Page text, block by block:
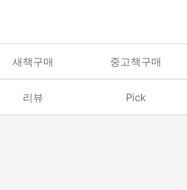
새책구매 중고책구매
리뷰 Pick